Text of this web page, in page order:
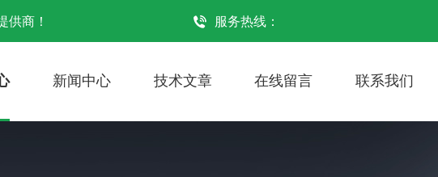
供商！ 服务热线：
新闻中心 技术文章 在线留言 联系我们